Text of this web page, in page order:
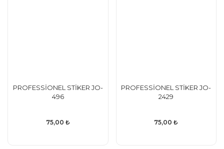
PROFESSİONEL STİKER JO-
496
75,00 ₺
PROFESSİONEL STİKER JO-
2429
75,00 ₺